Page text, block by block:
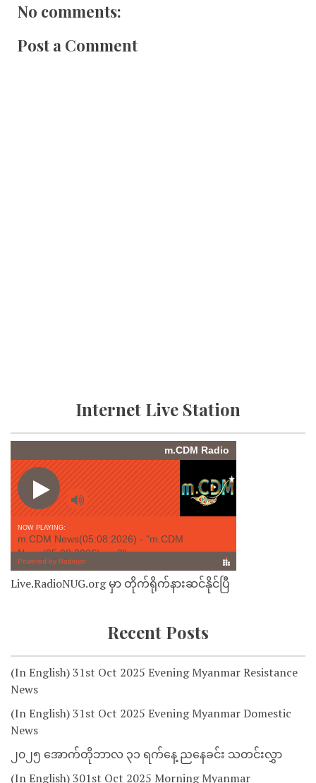
No comments:
Post a Comment
Internet Live Station
Live.RadioNUG.org မှာ တိုက်ရိုက်နားဆင်နိုင်ပြီ
Recent Posts
(In English) 31st Oct 2025 Evening Myanmar Resistance
News
(In English) 31st Oct 2025 Evening Myanmar Domestic
News
၂၀၂၅ အောက်တိုဘာလ ၃၁ ရက်နေ့ ညနေခင်း သတင်းလွှာ
(In English) 301st Oct 2025 Morning Myanmar